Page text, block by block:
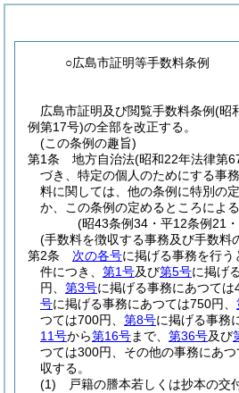
○広島市証明等手数料条例
広島市証明及び閲覧手数料条例(昭
例第17号)の全部を改正する。
(この条例の趣旨)
第1条
地方自治法(昭和22年法律第
づき、特定の個人のためにする事
料に関しては、他の条例に特別の
か、この条例の定めるところによる
(昭43条例34・平12条例21
(手数料を徴収する事務及び手数料
第2条
次の各号に掲げる事務を行う
件につき、 第1号及び第5号に掲げ
円、 第3号に掲げる事務にあつては
号に掲げる事務にあつては750円、
つては700円、 第8号に掲げる事務
11号から第16号まで、 第36号及び
つては300円、その他の事務にあ
収する。
(1)
戸籍の謄本若しくは抄本の交